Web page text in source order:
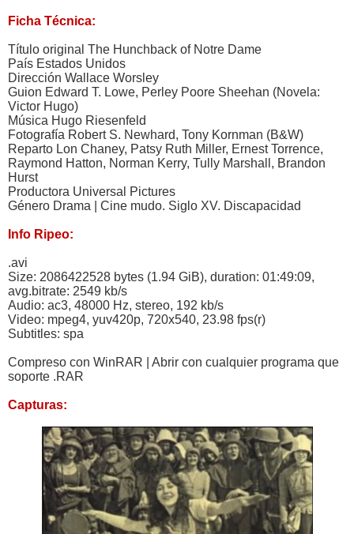
Ficha Técnica:
Título original The Hunchback of Notre Dame
País Estados Unidos
Dirección Wallace Worsley
Guion Edward T. Lowe, Perley Poore Sheehan (Novela:
Victor Hugo)
Música Hugo Riesenfeld
Fotografía Robert S. Newhard, Tony Kornman (B&W)
Reparto Lon Chaney, Patsy Ruth Miller, Ernest Torrence,
Raymond Hatton, Norman Kerry, Tully Marshall, Brandon
Hurst
Productora Universal Pictures
Género Drama | Cine mudo. Siglo XV. Discapacidad
Info Ripeo:
.avi
Size: 2086422528 bytes (1.94 GiB), duration: 01:49:09,
avg.bitrate: 2549 kb/s
Audio: ac3, 48000 Hz, stereo, 192 kb/s
Video: mpeg4, yuv420p, 720x540, 23.98 fps(r)
Subtitles: spa
Compreso con WinRAR | Abrir con cualquier programa que
soporte .RAR
Capturas: